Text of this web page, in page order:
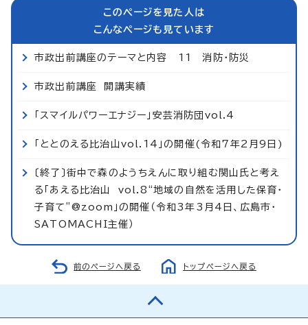
このページを見た人は
こんなページも見ています
市政出前講座のテーマと内容 11 消防・防災
市政出前講座 開講実績
「スマイルパワーエナジー」安芸消防団vol.4
「ととのえる比治山vol.14」の開催(令和7年2月9日)
〔終了〕街中で森のようちえんに取り組む関山氏と考え
る「あえる比治山 vol.8“地域の自然を活用した保育・
子育て”@zoom」の開催（令和3年3月4日、広島市・
SATOMACHI主催）
前のページへ戻る トップページへ戻る